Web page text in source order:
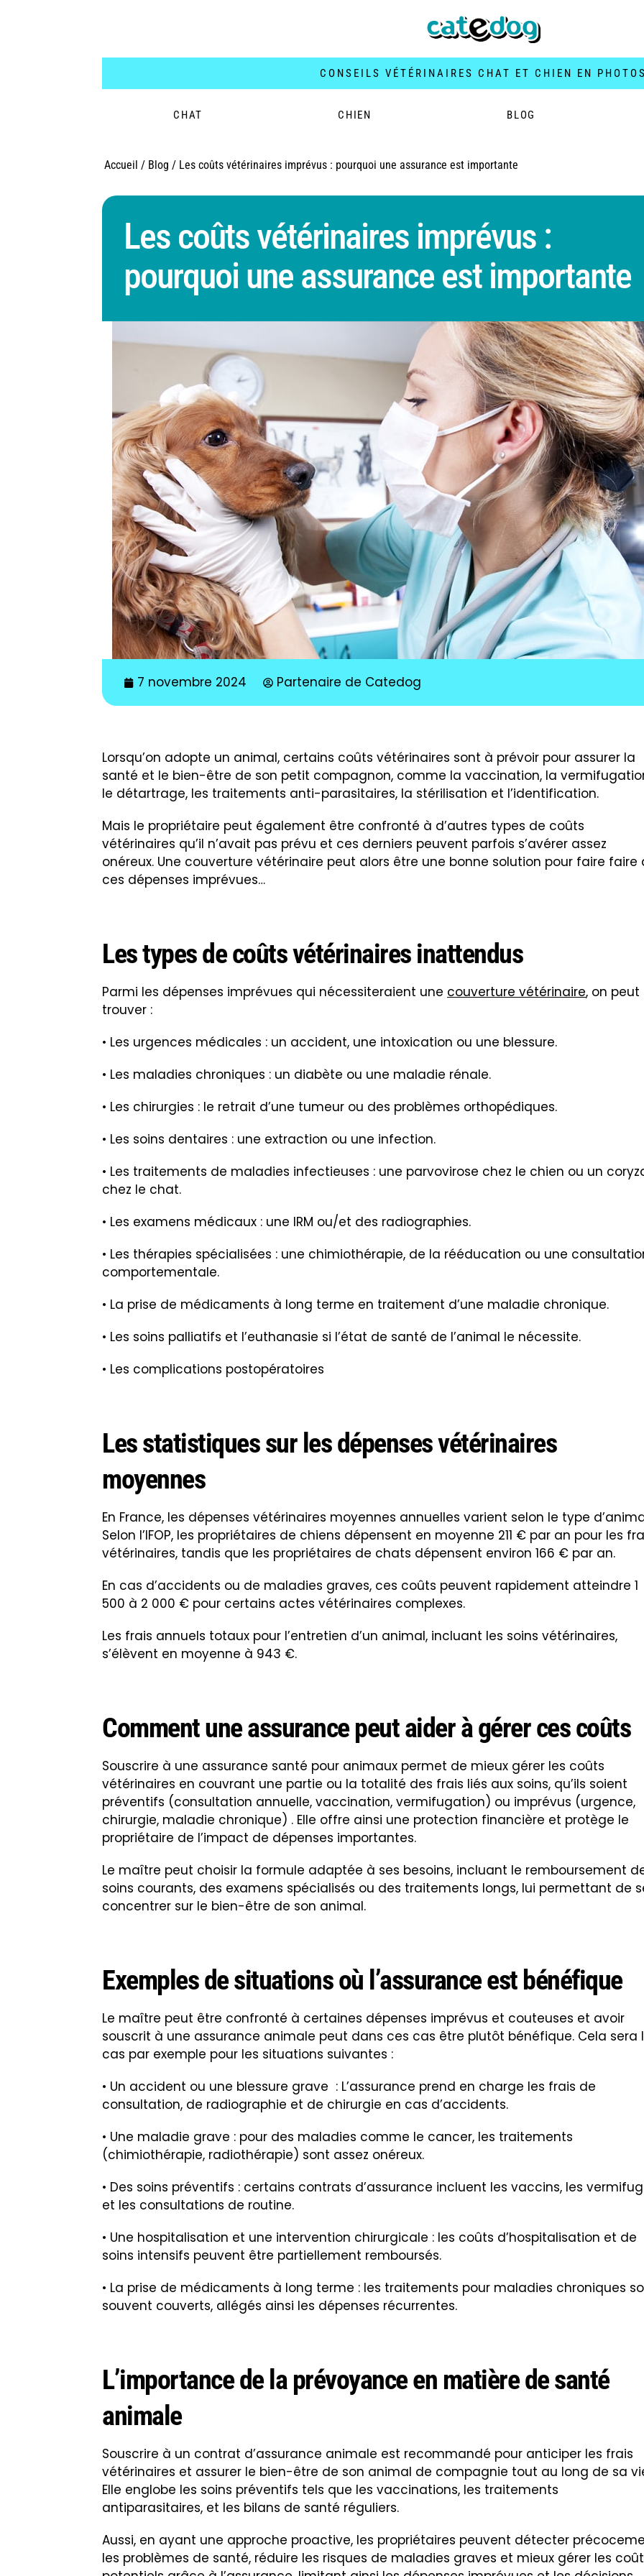
CONSEILS VÉTÉRINAIRES CHAT ET CHIEN EN
CHAT CHIEN BLOG
Accueil / Blog / Les coûts vétérinaires imprévus : pourquoi une assurance est importante
Les coûts vétérinaires imprévus :
pourquoi une assurance est importante
7 novembre 2024 Partenaire de Catedog
Lorsqu’on adopte un animal, certains coûts vétérinaires sont à prévoir pour assurer la
santé et le bien-être de son petit compagnon, comme la vaccination, la
le détartrage, les traitements anti-parasitaires, la stérilisation et l’identification.
Mais le propriétaire peut également être confronté à d’autres types de coûts
vétérinaires qu’il n’avait pas prévu et ces derniers peuvent parfois s’avérer assez
onéreux. Une couverture vétérinaire peut alors être une bonne solution pour faire faire
ces dépenses imprévues…
Les types de coûts vétérinaires inattendus
Parmi les dépenses imprévues qui nécessiteraient une couverture vétérinaire, on peut
trouver :
• Les urgences médicales : un accident, une intoxication ou une blessure.
• Les maladies chroniques : un diabète ou une maladie rénale.
• Les chirurgies : le retrait d’une tumeur ou des problèmes orthopédiques.
• Les soins dentaires : une extraction ou une infection.
• Les traitements de maladies infectieuses : une parvovirose chez le chien ou un
chez le chat.
• Les examens médicaux : une IRM ou/et des radiographies.
• Les thérapies spécialisées : une chimiothérapie, de la rééducation ou une
comportementale.
• La prise de médicaments à long terme en traitement d’une maladie chronique.
• Les soins palliatifs et l’euthanasie si l’état de santé de l’animal le nécessite.
• Les complications postopératoires
Les statistiques sur les dépenses vétérinaires
moyennes
En France, les dépenses vétérinaires moyennes annuelles varient selon le type
Selon l’IFOP, les propriétaires de chiens dépensent en moyenne 211 € par an pour les
vétérinaires, tandis que les propriétaires de chats dépensent environ 166 € par an.
En cas d’accidents ou de maladies graves, ces coûts peuvent rapidement atteindre 1
500 à 2 000 € pour certains actes vétérinaires complexes.
Les frais annuels totaux pour l’entretien d’un animal, incluant les soins vétérinaires,
s’élèvent en moyenne à 943 €.
Comment une assurance peut aider à gérer ces coûts
Souscrire à une assurance santé pour animaux permet de mieux gérer les coûts
vétérinaires en couvrant une partie ou la totalité des frais liés aux soins, qu’ils soient
préventifs (consultation annuelle, vaccination, vermifugation) ou imprévus (urgence,
chirurgie, maladie chronique) . Elle offre ainsi une protection financière et protège le
propriétaire de l’impact de dépenses importantes.
Le maître peut choisir la formule adaptée à ses besoins, incluant le remboursement
soins courants, des examens spécialisés ou des traitements longs, lui permettant de
concentrer sur le bien-être de son animal.
Exemples de situations où l’assurance est bénéfique
Le maître peut être confronté à certaines dépenses imprévus et couteuses et avoir
souscrit à une assurance animale peut dans ces cas être plutôt bénéfique. Cela sera
cas par exemple pour les situations suivantes :
• Un accident ou une blessure grave : L’assurance prend en charge les frais de
consultation, de radiographie et de chirurgie en cas d’accidents.
• Une maladie grave : pour des maladies comme le cancer, les traitements
(chimiothérapie, radiothérapie) sont assez onéreux.
• Des soins préventifs : certains contrats d’assurance incluent les vaccins, les
et les consultations de routine.
• Une hospitalisation et une intervention chirurgicale : les coûts d’hospitalisation et de
soins intensifs peuvent être partiellement remboursés.
• La prise de médicaments à long terme : les traitements pour maladies chroniques
souvent couverts, allégés ainsi les dépenses récurrentes.
L’importance de la prévoyance en matière de santé
animale
Souscrire à un contrat d’assurance animale est recommandé pour anticiper les frais
vétérinaires et assurer le bien-être de son animal de compagnie tout au long de sa
Elle englobe les soins préventifs tels que les vaccinations, les traitements
antiparasitaires, et les bilans de santé réguliers.
Aussi, en ayant une approche proactive, les propriétaires peuvent détecter
les problèmes de santé, réduire les risques de maladies graves et mieux gérer les